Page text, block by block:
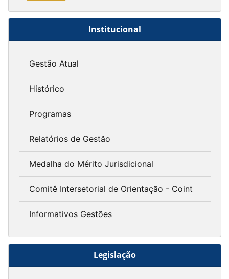
Institucional
Gestão Atual
Histórico
Programas
Relatórios de Gestão
Medalha do Mérito Jurisdicional
Comitê Intersetorial de Orientação - Coint
Informativos Gestões
Legislação